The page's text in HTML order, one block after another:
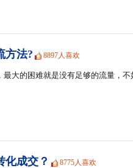
方法? 8897人喜欢
大的困难就是没有足够的流量，不
化成交？ 8775人喜欢